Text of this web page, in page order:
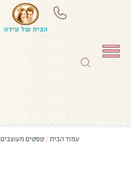
עמוד הבית/טפטים מעוצבים